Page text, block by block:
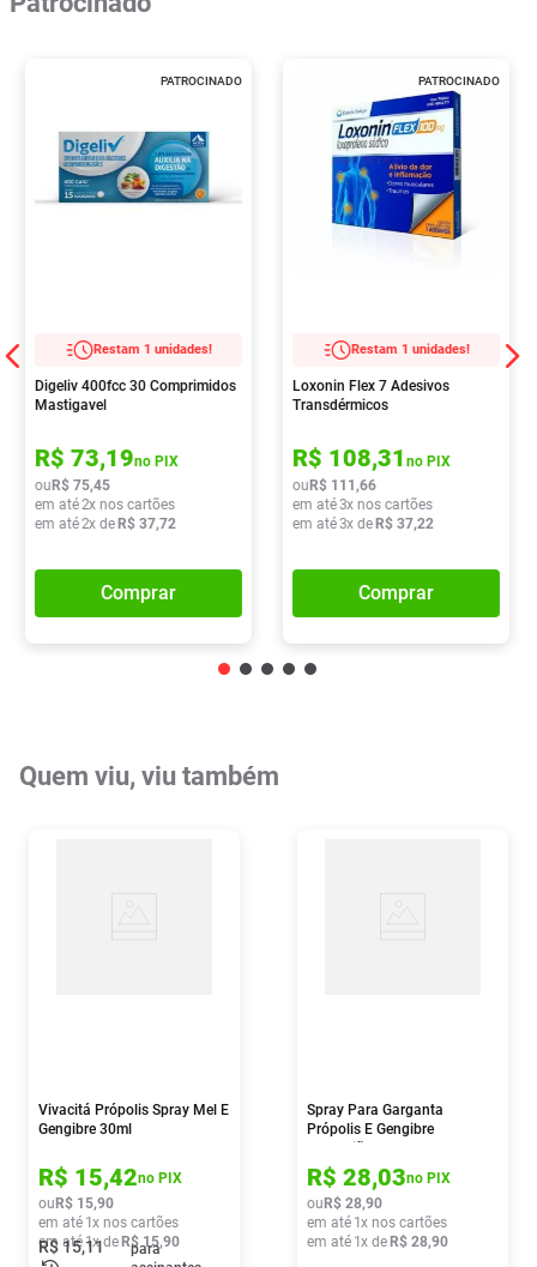
PATROCINADO
Restam 1 unidades!
Digeliv 400fcc 30 Comprimidos
Mastigavel
R$ 73,19no PIX
ou R$ 75,45
em até2x nos cartões
em até2x de R$ 37,72
Comprar
PATROCINADO
Restam 1 unidades!
Loxonin Flex 7 Adesivos
Transdérmicos
R$ 108,31 no PIX
ou R$ 111 ,66
em até3x nos cartões
em até3x de R$ 37,22
Comprar
Quem viu, viu também
Vivacitá Própolis Spray Mel E
Gengibre 30ml
R$ 15,42no PIX
ou R$ 15,90
em até 1x nos cartões
em até 1x de R$ 15,90
R$15,11
para
Spray Para Garganta
Própolis E Gengibre
R$ 28,03no PIX
ou R$ 28,90
em até 1x nos cartões
em até 1x de R$ 28,90